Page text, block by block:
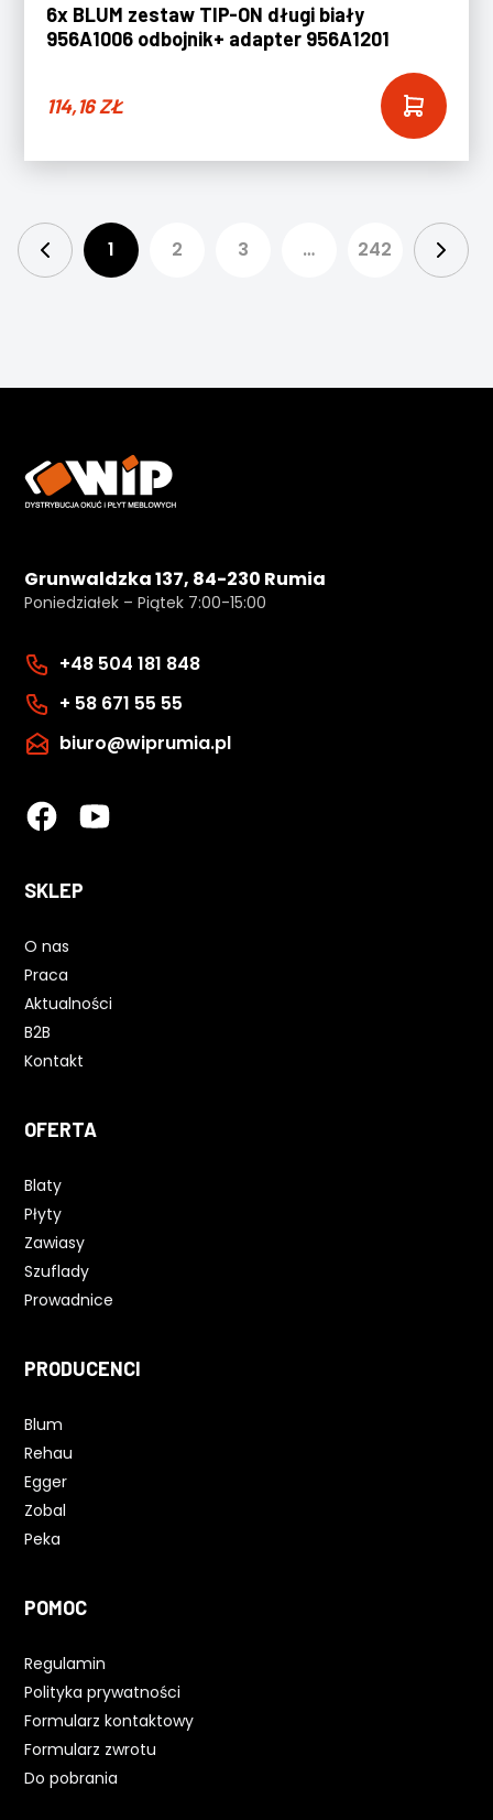
6x BLUM zestaw TIP-ON długi biały
956A1006 odbojnik+ adapter 956A1201
114,16ZŁ
1 2 3 … 242
Grunwaldzka 137, 84-230 Rumia
Poniedziałek – Piątek 7:00-15:00
+48 504 181 848
+ 58 671 55 55
biuro@wiprumia.pl
SKLEP
O nas
Praca
Aktualności
B2B
Kontakt
OFERTA
Blaty
Płyty
Zawiasy
Szuflady
Prowadnice
PRODUCENCI
Blum
Rehau
Egger
Zobal
Peka
POMOC
Regulamin
Polityka prywatności
Formularz kontaktowy
Formularz zwrotu
Do pobrania